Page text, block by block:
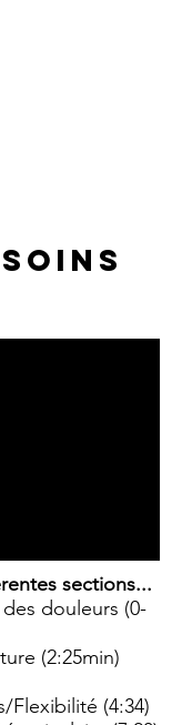
sections...
des douleurs (0-
(2:25min)
Flexibilité (4:34)